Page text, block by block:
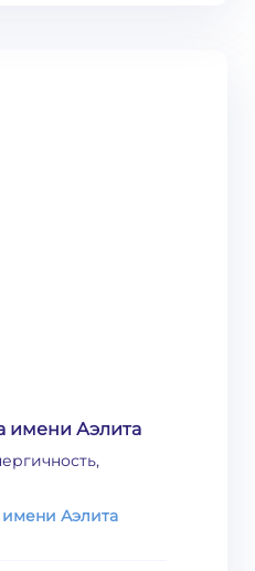
имени Аэлита
имени Аэлита